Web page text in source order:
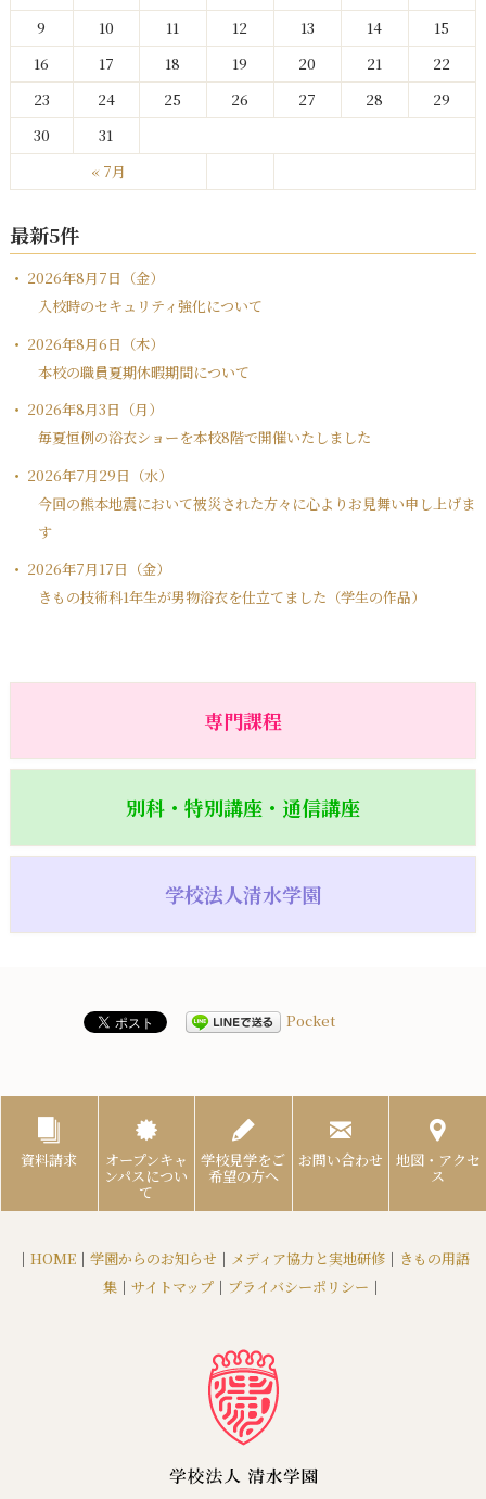
« 7月
9
10 11 12 13 14
15
16
17 18 19 20 21
22
23
24 25 26 27 28
29
30
31
最新5件
2026年8月7日（金）
入校時のセキュリティ強化について
2026年8月6日（木）
本校の職員夏期休暇期間について
2026年8月3日（月）
毎夏恒例の浴衣ショーを本校8階で開催いたしました
2026年7月29日（水）
今回の熊本地震において被災された方々に心よりお見舞い申し上げま
す
2026年7月17日（金）
きもの技術科1年生が男物浴衣を仕立てました（学生の作品）
専門課程
別科・特別講座・通信講座
学校法人清水学園
Pocket
資料請求 オープンキャ
ンパスについ
て
学校見学をご
希望の方へ
お問い合わせ 地図・アクセ
ス
｜ HOME ｜ 学園からのお知らせ ｜ メディア協力と実地研修 ｜ きもの用語
集 ｜ サイトマップ ｜ プライバシーポリシー ｜